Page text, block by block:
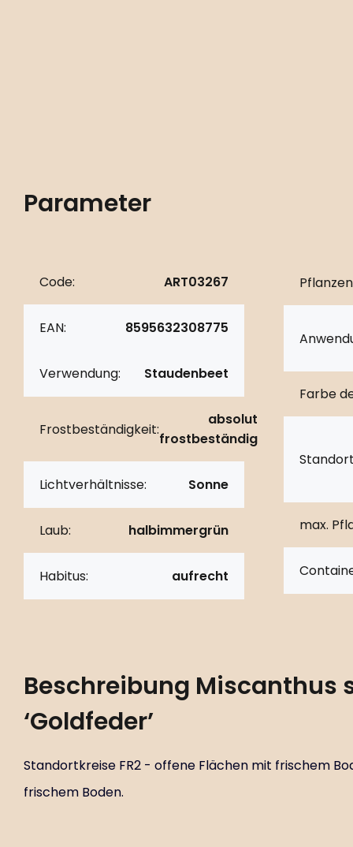
Parameter
Code: ART03267
EAN: 8595632308775
Verwendung: Staudenbeet
Frostbeständigkeit:
absolut
frostbeständig
Lichtverhältnisse: Sonne
Laub: halbimmergrün
Habitus: aufrecht
Farbe
max.
Beschreibung Miscanthus
‘Goldfeder’
Standortkreise FR2 - offene Flächen mit frischem
frischem Boden.